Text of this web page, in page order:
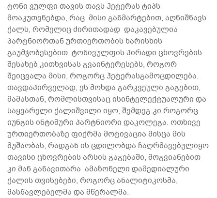
ტონი ვულფი თავის თავს ჰეტერას ტიპს
მოაკუთვნებდა, რაც მისი განმარტებით, აღნიშნავს
ქალს, რომელიც ძირითადად დაკავებულია
პარტნიორთან ურთიერთობის ხარისხის
გაუმჯობესებით. ტონივულფის პირადი ცხოვრების
შესახებ კითხვისას გვაინტერესებს, როგორ
შეიცვალა მისი, როგორც ჰეტერასგამოცდილება.
თავდაპირველად, ეს მოხდა გარკვეული გაგებით,
მამასთან, რომლისთვისაც ისინტელექტუალური და
საყვარელი ქალიშვილი იყო, შემდეგ კი როგორც
იუნგის ინტიმური პარტნიორი დაკოლეგა. ოთხივე
ურთიერთობაზე ფიქრმა მოტივაცია მისცა მის
მუშაობას, რადგან ის ცდილობდა ჩაღრმავებულიყო
თავისი ცხოვრების არსის გაგებაში, მოგვიანებით
კი მან განავითარა ამაზონელი დამედიალური
ქალის თვისებები, როგორც ანალიტიკოსმა,
მასწავლებელმა და მწერალმა.